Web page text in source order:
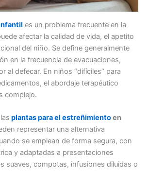
es un problema frecuente en la
afectar la calidad de vida, el apetito
del niño. Se define generalmente
en la frecuencia de evacuaciones,
al defecar. En niños “difíciles” para
el abordaje terapéutico
complejo.
plantas para el estreñimientoen
representar una alternativa
se emplean de forma segura, con
y adaptadas a presentaciones
suaves, compotas, infusiones diluidas o